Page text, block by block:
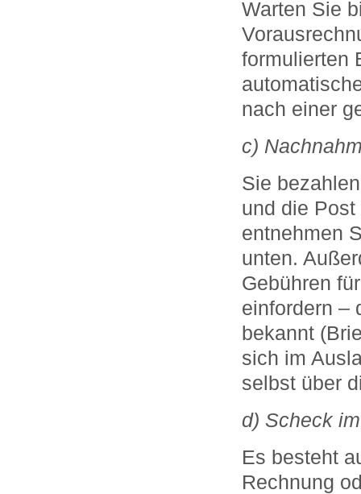
Warten Sie
formulierten
nach einer
c)
Sie
und die
entnehmen
unten.
Gebühren
einfordern –
bekannt
sich im
selbst über
d) Scheck
Es besteht
Rechnung